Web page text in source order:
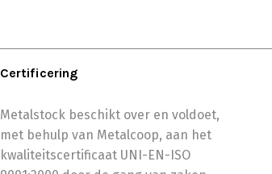
Certificering
Metalstock beschikt over en voldoet,
met behulp van Metalcoop, aan het
kwaliteitscertificaat UNI-EN-ISO